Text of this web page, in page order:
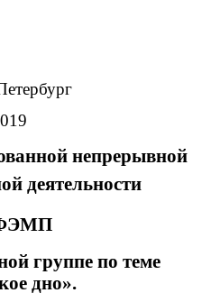
непрерывной
деятельности
группе по теме
дно».